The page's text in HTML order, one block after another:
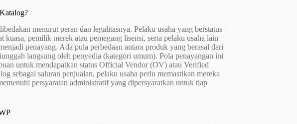
menurut peran dan legalitasnya. Pelaku usaha yang berstatus
pemilik merek atau pemegang lisensi, serta pelaku usaha lain
penayang. Ada pula perbedaan antara produk yang berasal dari
langsung oleh penyedia (kategori umum). Pola penayangan ini
untuk mendapatkan status Official Vendor (OV) atau Verified
sebagai saluran penjualan, pelaku usaha perlu memastikan mereka
persyaratan administratif yang dipersyaratkan untuk tiap